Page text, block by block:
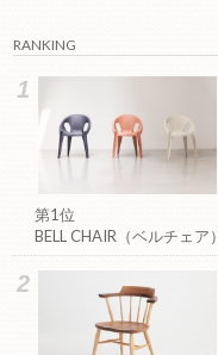
RANKING
第1位
BELL CHAIR（ベルチェア）